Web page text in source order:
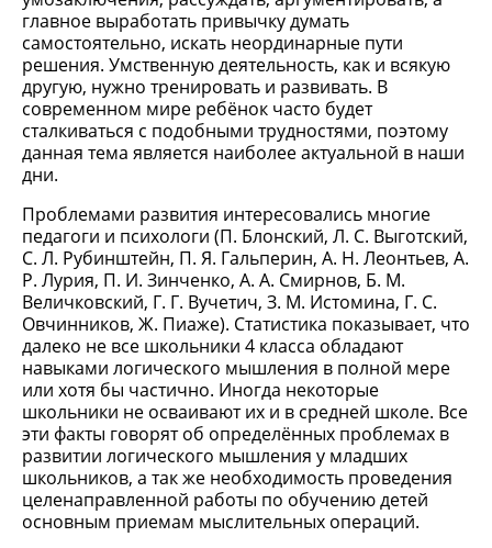
главное выработать привычку думать
самостоятельно, искать неординарные пути
решения. Умственную деятельность, как и всякую
другую, нужно тренировать и развивать. В
современном мире ребёнок часто будет
сталкиваться с подобными трудностями, поэтому
данная тема является наиболее актуальной в наши
дни.
Проблемами развития интересовались многие
педагоги и психологи (П. Блонский, Л. С. Выготский,
С. Л. Рубинштейн, П. Я. Гальперин, А. Н. Леонтьев, А.
Р. Лурия, П. И. Зинченко, А. А. Смирнов, Б. М.
Величковский, Г. Г. Вучетич, З. М. Истомина, Г. С.
Овчинников, Ж. Пиаже). Статистика показывает, что
далеко не все школьники 4 класса обладают
навыками логического мышления в полной мере
или хотя бы частично. Иногда некоторые
школьники не осваивают их и в средней школе. Все
эти факты говорят об определённых проблемах в
развитии логического мышления у младших
школьников, а так же необходимость проведения
целенаправленной работы по обучению детей
основным приемам мыслительных операций.